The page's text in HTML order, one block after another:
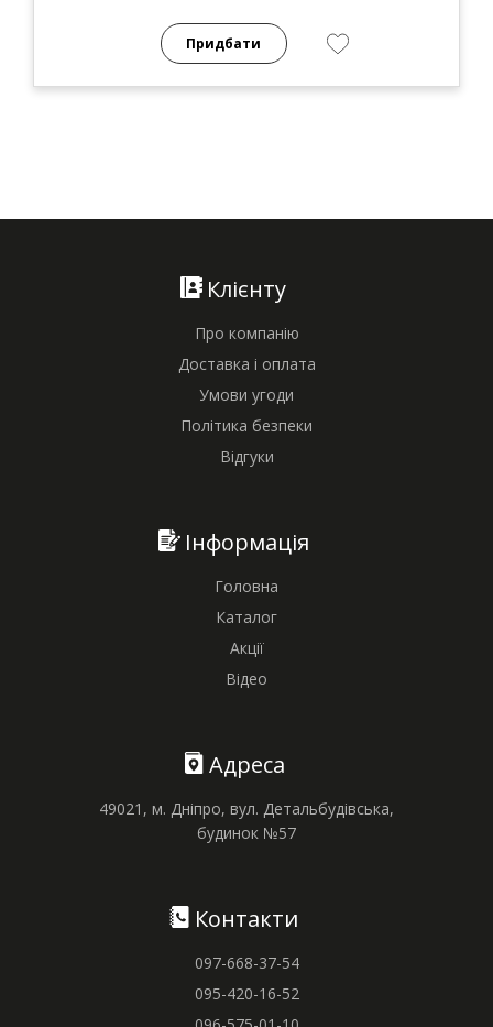
Придбати
Клієнту
Про компанію
Доставка і оплата
Умови угоди
Політика безпеки
Відгуки
Інформація
Головна
Каталог
Акції
Відео
Адреса
49021, м. Дніпро, вул. Детальбудівська,
будинок №57
Контакти
097-668-37-54
095-420-16-52